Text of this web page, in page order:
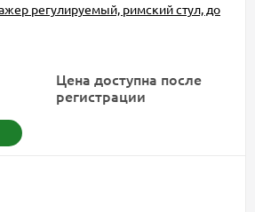
регулируемый, римский стул, до
Цена доступна после
регистрации